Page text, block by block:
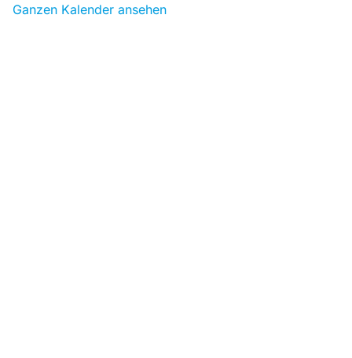
Ganzen Kalender ansehen